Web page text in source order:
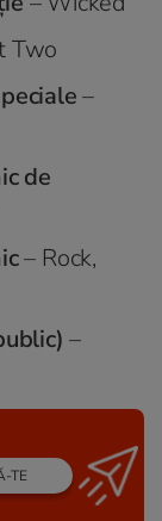
Two
–
de
– Rock,
–
TE